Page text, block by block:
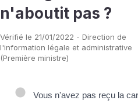
n'aboutit pas ?
Vérifié le 21/01/2022 - Direction de
l'information légale et administrative
(Première ministre)
Vous n'avez pas reçu la